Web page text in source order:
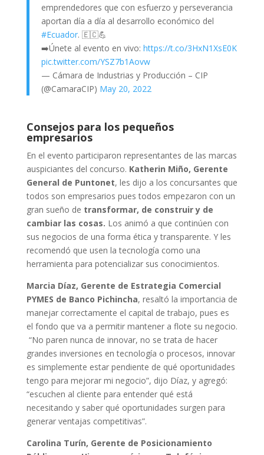
emprendedores que con esfuerzo y perseverancia
aportan día a día al desarrollo económico del
#Ecuador. 🇪🇨💪
➡️Únete al evento en vivo: https://t.co/3HxN1XsE0K
pic.twitter.com/YSZ7b1Aovw
— Cámara de Industrias y Producción – CIP
(@CamaraCIP) May 20, 2022
Consejos para los pequeños
empresarios
En el evento participaron representantes de las marcas
auspiciantes del concurso. Katherin Miño, Gerente
General de Puntonet, les dijo a los concursantes que
todos son empresarios pues todos empezaron con un
gran sueño de transformar, de construir y de
cambiar las cosas. Los animó a que continúen con
sus negocios de una forma ética y transparente. Y les
recomendó que usen la tecnología como una
herramienta para potencializar sus conocimientos.
Marcia Díaz, Gerente de Estrategia Comercial
PYMES de Banco Pichincha, resaltó la importancia de
manejar correctamente el capital de trabajo, pues es
el fondo que va a permitir mantener a flote su negocio.
“No paren nunca de innovar, no se trata de hacer
grandes inversiones en tecnología o procesos, innovar
es simplemente estar pendiente de qué oportunidades
tengo para mejorar mi negocio”, dijo Díaz, y agregó:
“escuchen al cliente para entender qué está
necesitando y saber qué oportunidades surgen para
generar ventajas competitivas”.
Carolina Turín, Gerente de Posicionamiento